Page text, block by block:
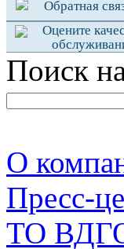
Обратная
Оцените
Поиск
О
Пресс-
TO